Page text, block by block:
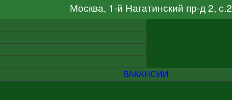
Москва, 1-й Нагатинский пр-д 2, с.2
ВАКАНСИИ